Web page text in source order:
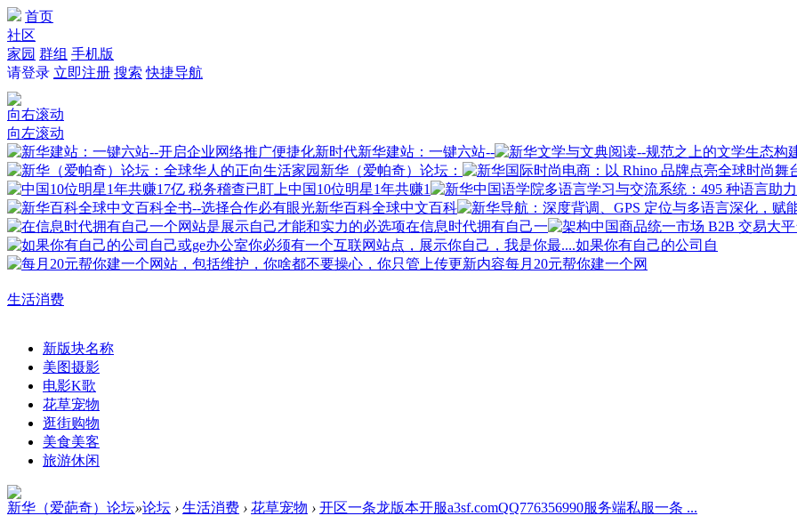
首页
社区
家园 群组 手机版
请登录 立即注册 搜索 快捷导航
向右滚动
向左滚动
新华建站：一键六站--
新华（爱帕奇）论坛：
中国10位明星1年共赚1
新华百科全球中文百科
在信息时代拥有自己一
如果你有自己的公司自
每月20元帮你建一个网
生活消费
新版块名称
美图摄影
电影K歌
花草宠物
逛街购物
美食美客
旅游休闲
新华（爱葩奇）论坛»论坛 › 生活消费 › 花草宠物 › 开区一条龙版本开服a3sf.comQQ776356990服务端私服一条 ...